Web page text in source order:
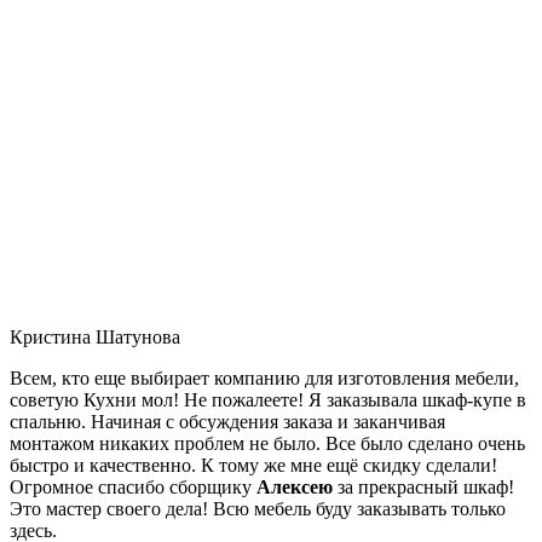
Кристина Шатунова
Всем, кто еще выбирает компанию для изготовления мебели,
советую Кухни мол! Не пожалеете! Я заказывала шкаф-купе в
спальню. Начиная с обсуждения заказа и заканчивая
монтажом никаких проблем не было. Все было сделано очень
быстро и качественно. К тому же мне ещё скидку сделали!
Огромное спасибо сборщику Алексею за прекрасный шкаф!
Это мастер своего дела! Всю мебель буду заказывать только
здесь.